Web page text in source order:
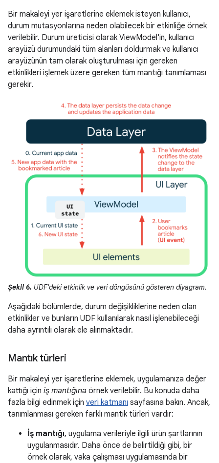
Bir makaleyi yer işaretlerine eklemek isteyen kullanıcı,
durum mutasyonlarına neden olabilecek bir etkinliğe örnek
verilebilir. Durum üreticisi olarak ViewModel'in, kullanıcı
arayüzü durumundaki tüm alanları doldurmak ve kullanıcı
arayüzünün tam olarak oluşturulması için gereken
etkinlikleri işlemek üzere gereken tüm mantığı tanımlaması
gerekir.
Şekil 6. UDF'deki etkinlik ve veri döngüsünü gösteren diyagram.
Aşağıdaki bölümlerde, durum değişikliklerine neden olan
etkinlikler ve bunların UDF kullanılarak nasıl işlenebileceği
daha ayrıntılı olarak ele alınmaktadır.
Mantık türleri
Bir makaleyi yer işaretlerine eklemek, uygulamanıza değer
kattığı için iş mantığına örnek verilebilir. Bu konuda daha
fazla bilgi edinmek için veri katmanı sayfasına bakın. Ancak,
tanımlanması gereken farklı mantık türleri vardır:
İş mantığı, uygulama verileriyle ilgili ürün şartlarının
uygulanmasıdır. Daha önce de belirtildiği gibi, bir
örnek olarak, vaka çalışması uygulamasında bir